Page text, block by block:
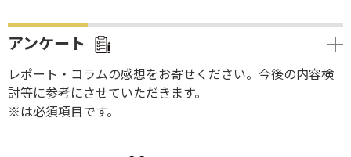
アンケート
レポート・コラムの感想をお寄せください。今後の内容検
討等に参考にさせていただきます。
※は必須項目です。